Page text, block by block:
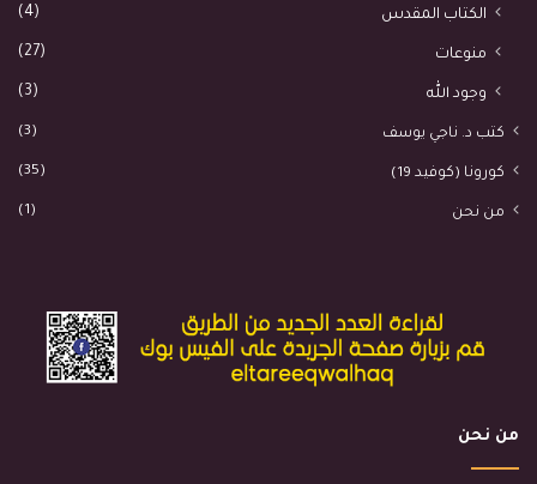
الكتاب المقدس (4)
منوعات (27)
وجود الله (3)
كتب د. ناجي يوسف (3)
كورونا (كوفيد 19) (35)
من نحن (1)
من نحن